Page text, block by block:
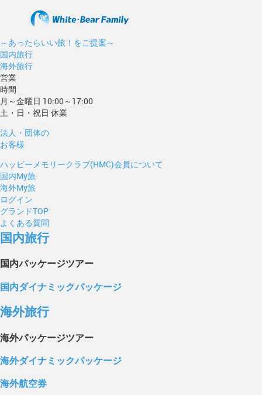
～あったらいい旅！をご提案～
国内旅行
海外旅行
営業
時間
月～金曜日 10:00～17:00
土・日・祝日 休業
法人・団体の
お客様
ハッピーメモリークラブ(HMC)会員について
国内My旅
海外My旅
ログイン
グランドTOP
よくある質問
国内旅行
国内パッケージツアー
国内ダイナミックパッケージ
海外旅行
海外パッケージツアー
海外ダイナミックパッケージ
海外航空券